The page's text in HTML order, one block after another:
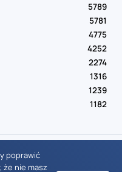
5789
5781
4775
4252
2274
1316
1239
1182
2016-2026
poprawić
że nie masz